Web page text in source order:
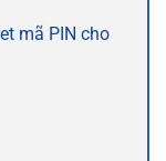
mã PIN cho